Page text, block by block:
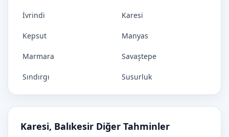
İvrindi Karesi
Kepsut Manyas
Marmara Savaştepe
Sındırgı Susurluk
Karesi, Balıkesir Diğer Tahminler